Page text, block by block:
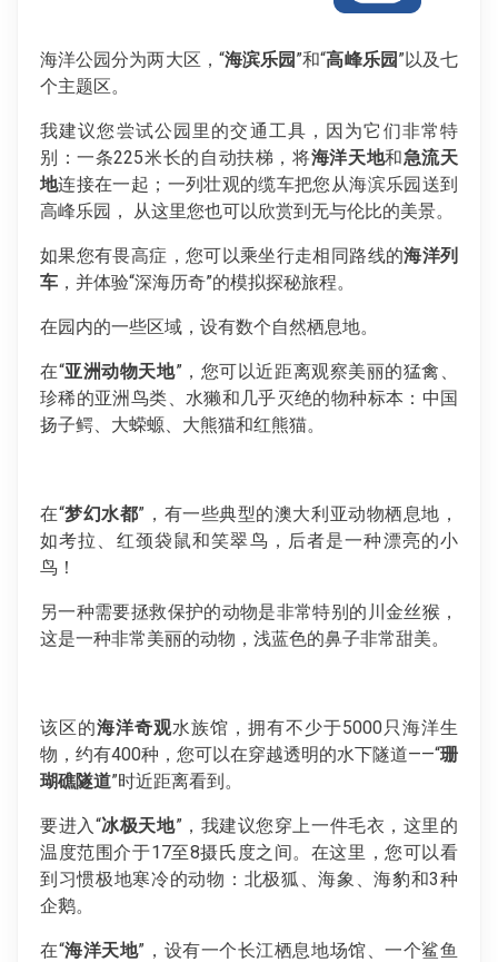
海洋公园分为两大区，“海滨乐园 ”和“高峰乐园 ”以及七
个主题区。
我建议您尝试公园里的交通工具，因为它们非常特
别：一条225米长的自动扶梯，将海洋天地和急流天
地连接在一起；一列壮观的缆车把您从海滨乐园送到
高峰乐园， 从这里您也可以欣赏到无与伦比的美景。
如果您有畏高症，您可以乘坐行走相同路线的海洋列
车 ，并体验“深海历奇”的模拟探秘旅程。
在园内的一些区域，设有数个自然栖息地。
在“亚洲动物天地”，您可以近距离观察美丽的猛禽、
珍稀的亚洲鸟类、水獭和几乎灭绝的物种标本：中国
扬子鳄、大蝾螈、大熊猫和红熊猫。
在“梦幻水都”，有一些典型的澳大利亚动物栖息地，
如考拉、红颈袋鼠和笑翠鸟，后者是一种漂亮的小
鸟！
另一种需要拯救保护的动物是非常特别的川金丝猴，
这是一种非常美丽的动物，浅蓝色的鼻子非常甜美。
该区的海洋奇观水族馆，拥有不少于5000只海洋生
物，约有400种，您可以在穿越透明的水下隧道——“珊
瑚礁隧道”时近距离看到。
要进入“冰极天地”，我建议您穿上一件毛衣，这里的
温度范围介于17至8摄氏度之间。在这里，您可以看
到习惯极地寒冷的动物：北极狐、海象、海豹和3种
企鹅。
在“海洋天地”，设有一个长江栖息地场馆、一个鲨鱼